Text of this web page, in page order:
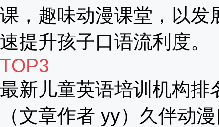
课，趣味动漫课堂，以发
速提升孩子口语流利度。
TOP3
最新儿童英语培训机构排
（文章作者 yy）久伴动